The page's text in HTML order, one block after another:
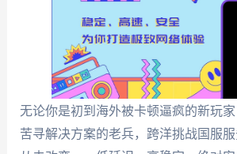
无论你是初到海外被卡顿逼疯的新玩
苦寻解决方案的老兵，跨洋挑战国服